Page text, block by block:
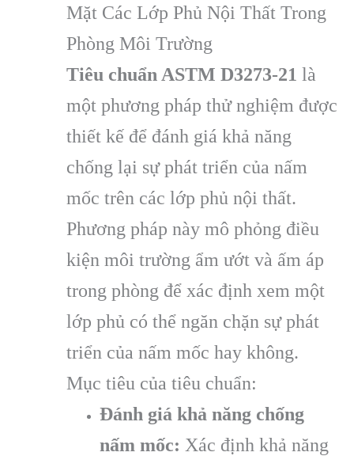
Mặt Các Lớp Phủ Nội Thất Trong
Phòng Môi Trường
Tiêu chuẩn ASTM D3273-21 là
một phương pháp thử nghiệm được
thiết kế để đánh giá khả năng
chống lại sự phát triển của nấm
mốc trên các lớp phủ nội thất.
Phương pháp này mô phỏng điều
kiện môi trường ẩm ướt và ấm áp
trong phòng để xác định xem một
lớp phủ có thể ngăn chặn sự phát
triển của nấm mốc hay không.
Mục tiêu của tiêu chuẩn:
Đánh giá khả năng chống
nấm mốc: Xác định khả năng